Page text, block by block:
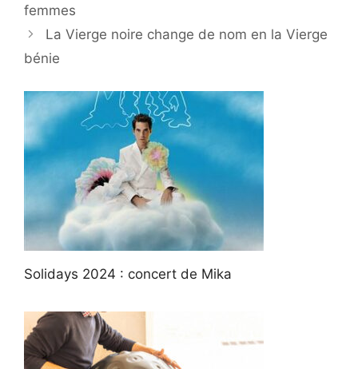
femmes
La Vierge noire change de nom en la Vierge
bénie
Solidays 2024 : concert de Mika